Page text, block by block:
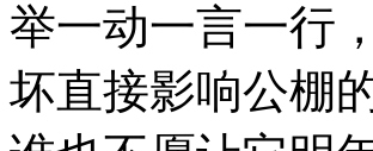
举一动一言一行
坏直接影响公棚